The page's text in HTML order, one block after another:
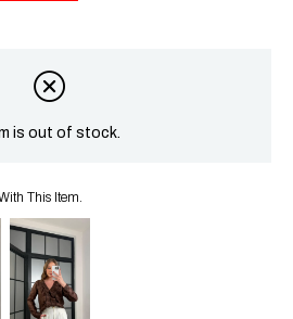
is out of stock.
This Item.